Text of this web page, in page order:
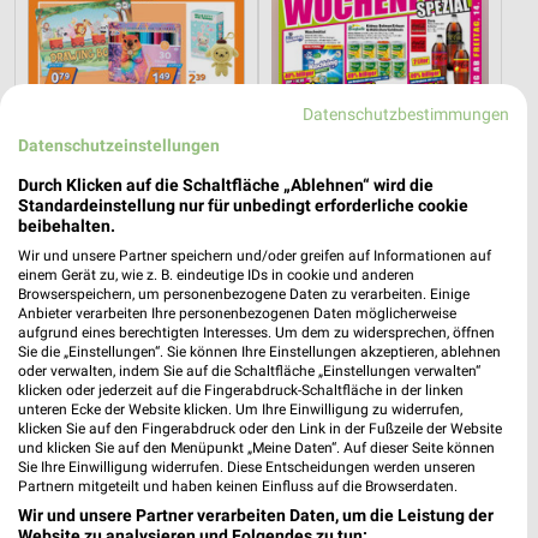
13,5 km
Angebote ab 05.08.
Gültig bis Di. 11.08.
8,7 km
Wochenend Spezial
Gültig ab Fr. 14.08.
Möbel Boss NORMA
Datenschutzbestimmungen
Datenschutzeinstellungen
Durch Klicken auf die Schaltfläche „Ablehnen“ wird die
Standardeinstellung nur für unbedingt erforderliche cookie
beibehalten.
Wir und unsere Partner speichern und/oder greifen auf Informationen auf
einem Gerät zu, wie z. B. eindeutige IDs in cookie und anderen
Browserspeichern, um personenbezogene Daten zu verarbeiten. Einige
Anbieter verarbeiten Ihre personenbezogenen Daten möglicherweise
aufgrund eines berechtigten Interesses. Um dem zu widersprechen, öffnen
Sie die „Einstellungen“. Sie können Ihre Einstellungen akzeptieren, ablehnen
oder verwalten, indem Sie auf die Schaltfläche „Einstellungen verwalten“
klicken oder jederzeit auf die Fingerabdruck-Schaltfläche in der linken
unteren Ecke der Website klicken. Um Ihre Einwilligung zu widerrufen,
klicken Sie auf den Fingerabdruck oder den Link in der Fußzeile der Website
und klicken Sie auf den Menüpunkt „Meine Daten“. Auf dieser Seite können
Sie Ihre Einwilligung widerrufen. Diese Entscheidungen werden unseren
Partnern mitgeteilt und haben keinen Einfluss auf die Browserdaten.
Wir und unsere Partner verarbeiten Daten, um die Leistung der